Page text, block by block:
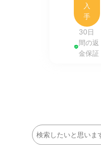
入
手
30日
間の返
金保証
検
索